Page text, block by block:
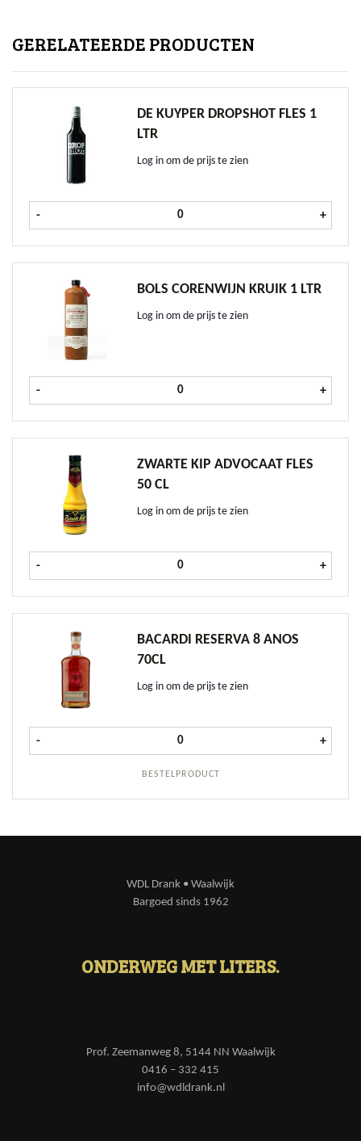
GERELATEERDE PRODUCTEN
DE KUYPER DROPSHOT FLES 1
LTR
Log in om de prijs te zien
- De Kuyper Dropshot fles 1 ltr
+
BOLS CORENWIJN KRUIK 1 LTR
Log in om de prijs te zien
- Bols Corenwijn kruik 1 ltr aantal
+
ZWARTE KIP ADVOCAAT FLES
50 CL
Log in om de prijs te zien
- Zwarte Kip Advocaat fles 50 cl
+
BACARDI RESERVA 8 ANOS
70CL
Log in om de prijs te zien
BESTELPRODUCT
- Bacardi Reserva 8 Anos 70cl aantal
+
WDL Drank • Waalwijk
Bargoed sinds 1962
ONDERWEG MET LITERS.
Prof. Zeemanweg 8, 5144 NN Waalwijk
0416 – 332 415
info@wdldrank.nl